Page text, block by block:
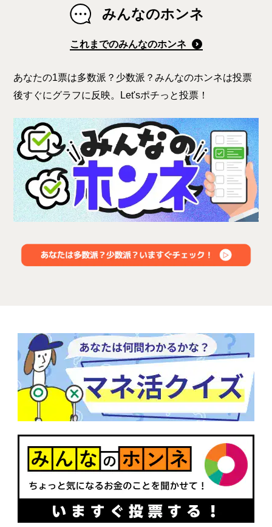
みんなのホンネ
これまでのみんなのホンネ
あなたの1票は多数派？少数派？みんなのホンネは投票
後すぐにグラフに反映。Let'sポチっと投票！